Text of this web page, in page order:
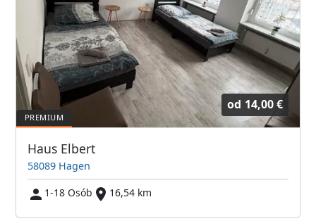
od 14,00 €
Haus Elbert
58089 Hagen
1-18 Osób
16,54 km